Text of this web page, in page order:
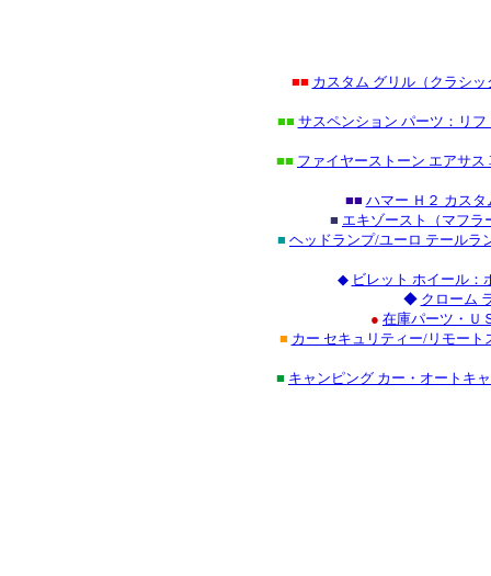
■■ カスタム グリル（クラシ
■■ サスペンション パーツ：リ
■■ ファイヤーストーン エアサ
■■ ハマー Ｈ２ カス
■ エキゾースト（マフ
■ ヘッドランプ/ユーロ テールラ
◆ ビレット ホイール：
◆ クローム
● 在庫パーツ・Ｕ
■ カー セキュリティー/リモー
■ キャンピング カー・オートキ